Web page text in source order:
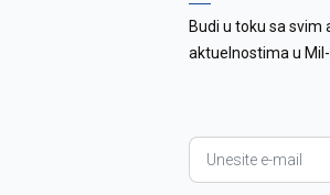
Budi u toku sa svim
aktuelnostima u Mil-